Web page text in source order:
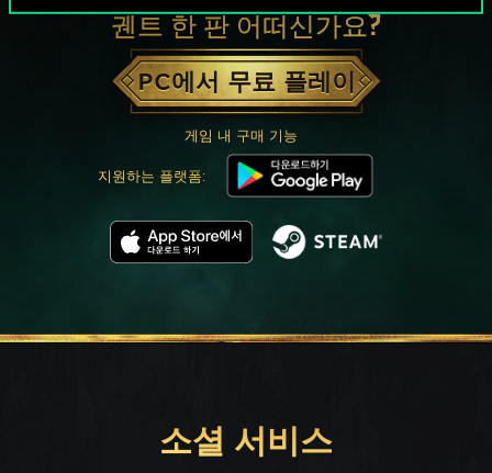
궨트 한 판 어떠신가요?
PC에서 무료 플레이
게임 내 구매 기능
지원하는 플랫폼:
소셜 서비스